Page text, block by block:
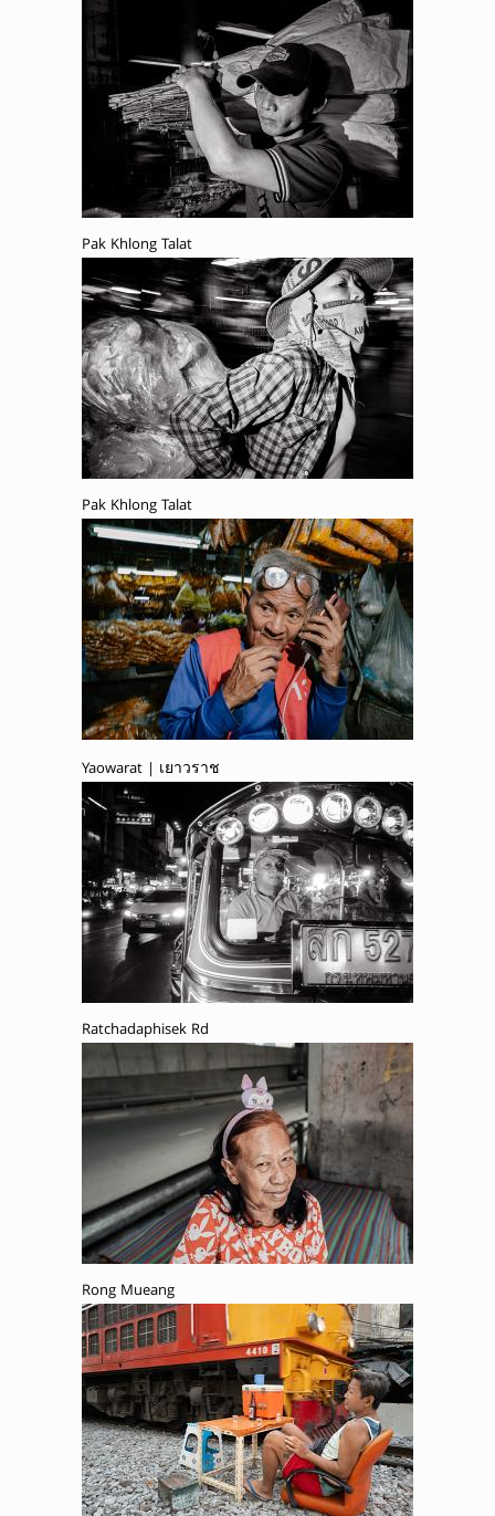
Pak Khlong Talat
Pak Khlong Talat
Yaowarat | เยาวราช
Ratchadaphisek Rd
Rong Mueang